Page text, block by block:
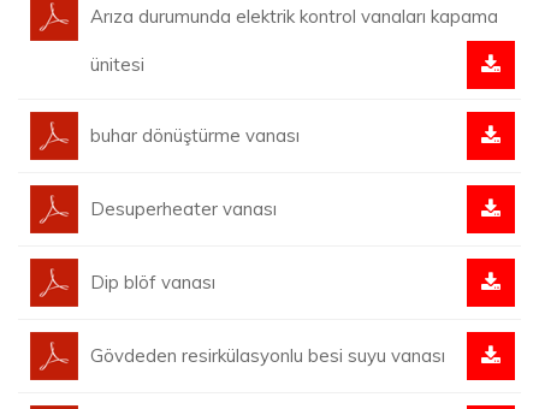
Arıza durumunda elektrik kontrol vanaları kapama
ünitesi
buhar dönüştürme vanası
Desuperheater vanası
Dip blöf vanası
Gövdeden resirkülasyonlu besi suyu vanası